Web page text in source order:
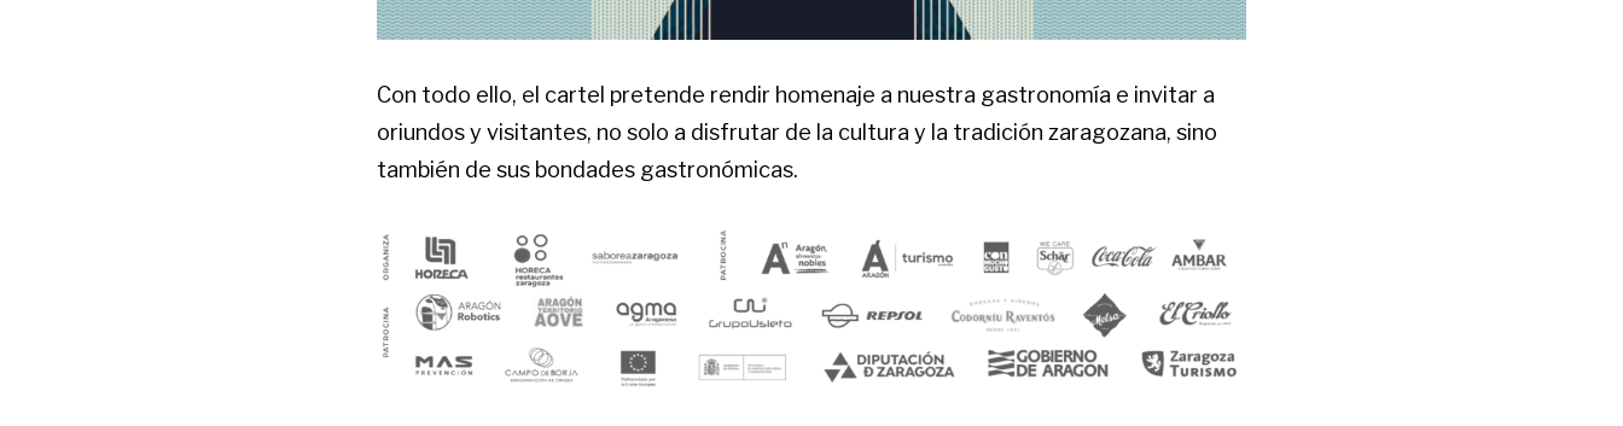
Con todo ello, el cartel pretende rendir homenaje a nuestra gastronomía e invitar a
oriundos y visitantes, no solo a disfrutar de la cultura y la tradición zaragozana, sino
también de sus bondades gastronómicas.